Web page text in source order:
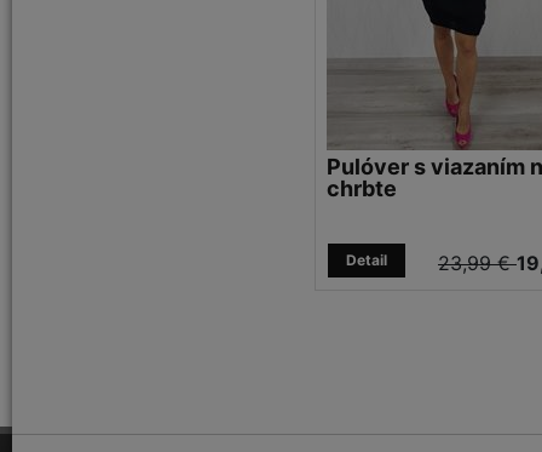
Pulóver s viazaním
chrbte
23,99 €
Detail